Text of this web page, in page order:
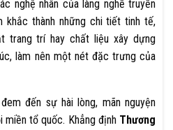
nghệ nhân của làng nghề truyền
khắc thành những chi tiết tinh tế,
trang trí hay chất liệu xây dựng
làm nên một nét đặc trưng của
đến sự hài lòng, mãn nguyện
miền tổ quốc. Khẳng định Thương